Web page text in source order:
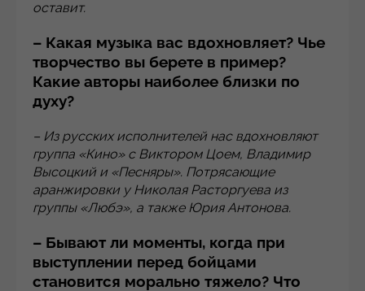
оставит.
– Какая музыка вас вдохновляет? Чье
творчество вы берете в пример?
Какие авторы наиболее близки по
духу?
– Из русских исполнителей нас вдохновляют
группа «Кино» с Виктором Цоем, Владимир
Высоцкий и «Песняры». Потрясающие
аранжировки у Николая Расторгуева из
группы «Любэ», а также Юрия Антонова.
– Бывают ли моменты, когда при
выступлении перед бойцами
становится морально тяжело? Что